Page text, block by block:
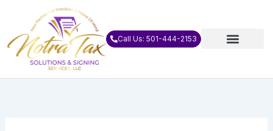
content
Call Us: 501-444-2153